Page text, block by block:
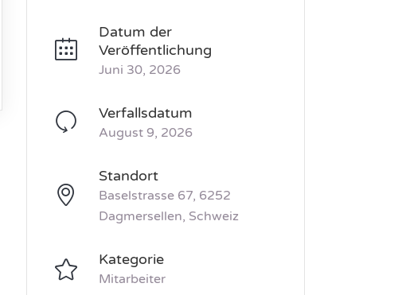
Datum der
Veröffentlichung
Juni 30, 2026
Verfallsdatum
August 9, 2026
Standort
Baselstrasse 67, 6252
Dagmersellen, Schweiz
Kategorie
Mitarbeiter